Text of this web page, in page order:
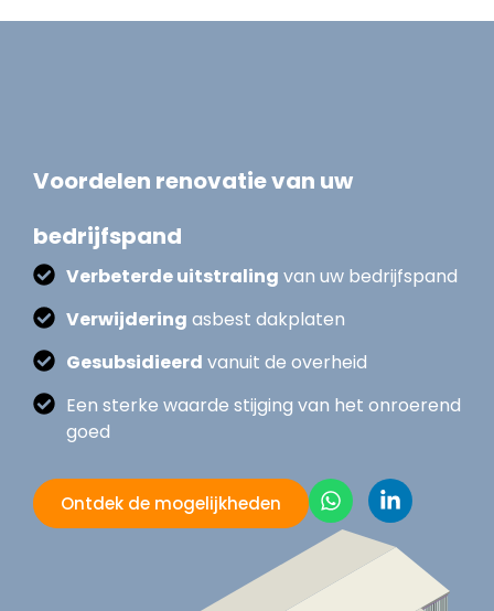
Voordelen renovatie van uw
bedrijfspand
Verbeterde uitstraling van uw bedrijfspand
Verwijdering asbest dakplaten
Gesubsidieerd vanuit de overheid
Een sterke waarde stijging van het onroerend
goed
Ontdek de mogelijkheden